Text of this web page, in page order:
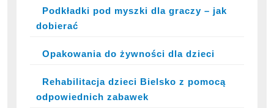
Podkładki pod myszki dla graczy – jak
dobierać
Opakowania do żywności dla dzieci
Rehabilitacja dzieci Bielsko z pomocą
odpowiednich zabawek